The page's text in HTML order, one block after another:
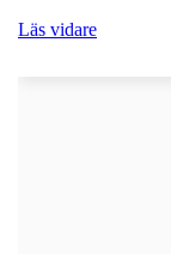
Läs vidare